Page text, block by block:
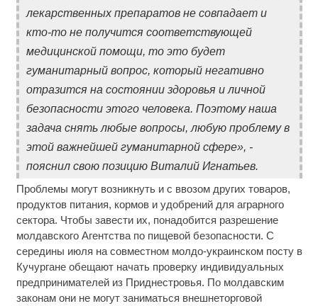
лекарственных препаратов не совпадает и
кто-то не получится соответствующей
медицинской помощи, то это будет
гуманитарный вопрос, который негативно
отразится на состоянии здоровья и личной
безопасности этого человека. Поэтому наша
задача снять любые вопросы, любую проблему в
этой важнейшей гуманитарной сфере», -
пояснил свою позицию Виталий Игнатьев.
Проблемы могут возникнуть и с ввозом других товаров,
продуктов питания, кормов и удобрений для аграрного
сектора. Чтобы завести их, понадобится разрешение
молдавского Агентства по пищевой безопасности. С
середины июля на совместном молдо-украинском посту в
Кучургане обещают начать проверку индивидуальных
предпринимателей из Приднестровья. По молдавским
законам они не могут заниматься внешнеторговой